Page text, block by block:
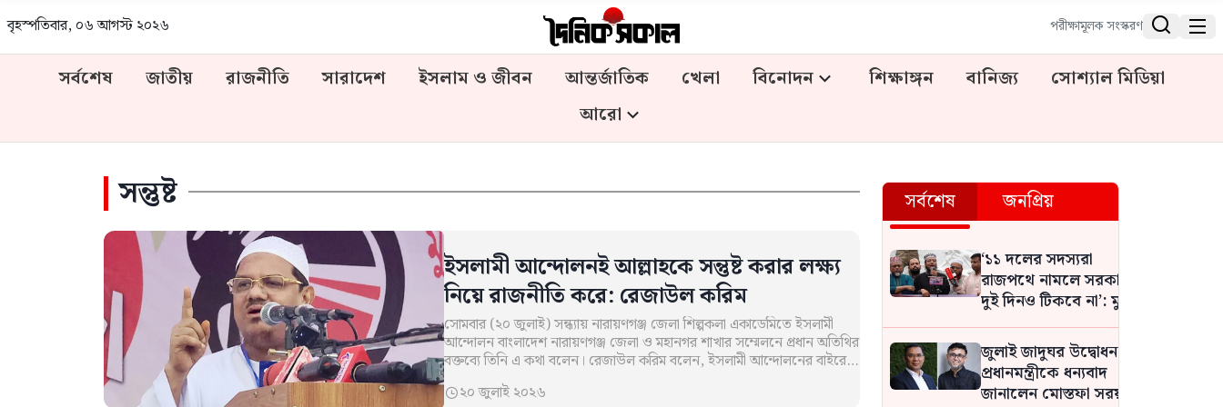
বৃহস্পতিবার, ০৬ আগস্ট ২০২৬ পরীক্ষামূলক সংস্করণ  
সর্বশেষ জাতীয় রাজনীতি সারাদেশ ইসলাম ও জীবন আন্তর্জাতিক খেলা বিনোদন শিক্ষাঙ্গন বানিজ্য
সোশ্যাল মিডিয়া
আরো
সন্তুষ্ট
ইসলামী আন্দোলনই আল্লাহকে সন্তুষ্ট করার লক্ষ্য
নিয়ে রাজনীতি করে: রেজাউল করিম
সোমবার (২০ জুলাই) সন্ধ্যায় নারায়ণগঞ্জ জেলা শিল্পকলা একাডেমিতে ইসলামী
আন্দোলন বাংলাদেশ নারায়ণগঞ্জ জেলা ও মহানগর শাখার সম্মেলনে প্রধান অতিথির
বক্তব্যে তিনি এ কথা বলেন। রেজাউল করিম বলেন, ইসলামী আন্দোলনের বাইরে…
২০ জুলাই ২০২৬
সর্বশেষ জনপ্রিয়
‘১১ দলের সদস্যরা
রাজপথে নামলে সরকার
দুই দিনও টিকবে না’: মুফতি
আমির হামজা
জুলাই জাদুঘর উদ্বোধন,
প্রধানমন্ত্রীকে ধন্যবাদ
জানালেন মোস্তফা সরয়ার